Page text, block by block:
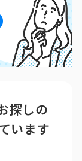
探しの
います